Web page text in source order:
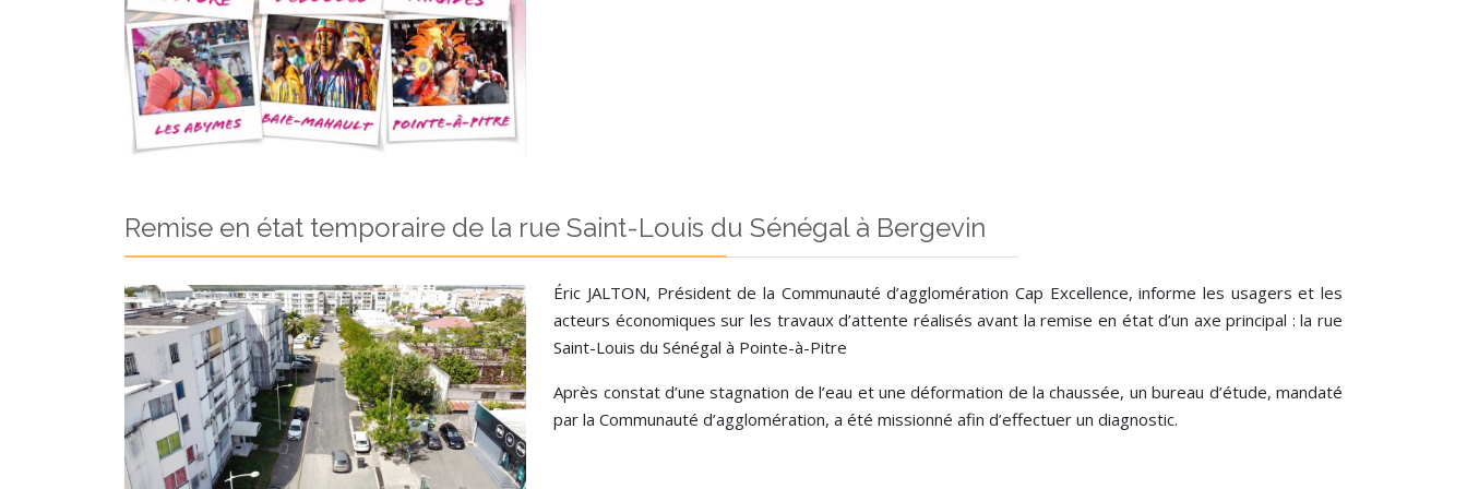
Remise en état temporaire de la rue Saint-Louis du Sénégal à Bergevin
Éric JALTON, Président de la Communauté d’agglomération Cap Excellence, informe les usagers et les
acteurs économiques sur les travaux d’attente réalisés avant la remise en état d’un axe principal : la rue
Saint-Louis du Sénégal à Pointe-à-Pitre
Après constat d’une stagnation de l’eau et une déformation de la chaussée, un bureau d’étude, mandaté
par la Communauté d’agglomération, a été missionné afin d’effectuer un diagnostic.